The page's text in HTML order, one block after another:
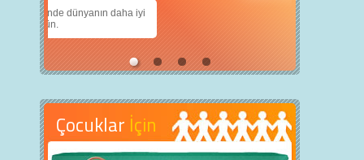
daha iyi
Çocuklarımıza daha güzel bir dünya bırakabilmek
Çocuklar İçin